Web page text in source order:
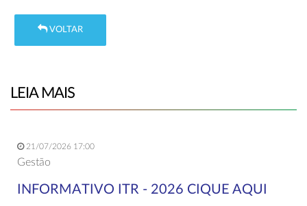
VOLTAR
LEIA MAIS
21/07/2026 17:00
Gestão
INFORMATIVO ITR - 2026 CIQUE AQUI